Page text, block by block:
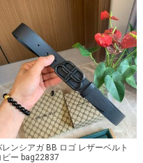
レンシアガ BB ロゴ レザーベルト
ピー bag22837